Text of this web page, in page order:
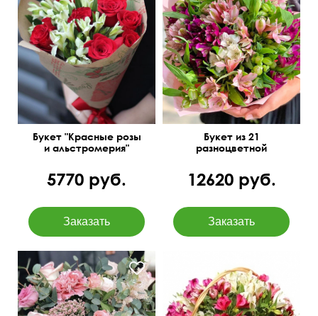
в крафтовой бумаге
Букет "Красные розы
и альстромерия"
5770 руб.
Милая упаковка
Букет из 21
разноцветной
12620 руб.